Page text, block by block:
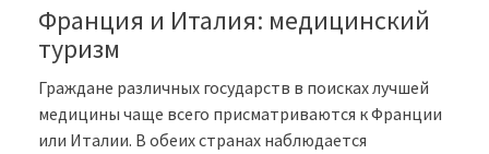
Франция и Италия: медицинский
туризм
Граждане различных государств в поисках лучшей
медицины чаще всего присматриваются к Франции
или Италии. В обеих странах наблюдается